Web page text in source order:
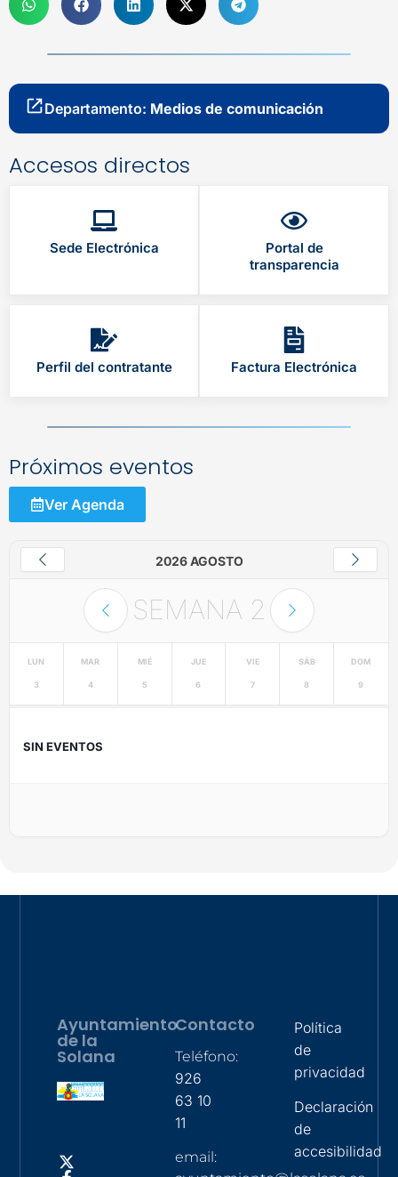
Departamento: Medios de comunicación
Accesos directos
Sede Electrónica
Portal de
transparencia
Perfil del contratante Factura Electrónica
Próximos eventos
Ver Agenda
2026 AGOSTO
SEMANA 2
LUN
3
MAR
4
MIÉ
5
JUE
6
VIE
7
SÁB
8
DOM
9
SIN EVENTOS
Ayuntamiento
de la
Solana
Contacto
Teléfono:
926
63 10
11
email:
Política
de
privacidad
Declaración
de
accesibilidad